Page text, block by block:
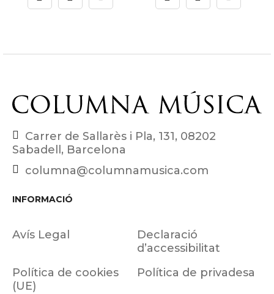
Carrer de Sallarès i Pla, 131, 08202
Sabadell, Barcelona
columna@columnamusica.com
INFORMACIÓ
Avís Legal
Declaració
d’accessibilitat
Política de cookies
(UE)
Política de privadesa